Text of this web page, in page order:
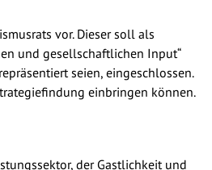
vor. Dieser soll als
und gesellschaftlichen Input“
seien, eingeschlossen.
einbringen können.
der Gastlichkeit und